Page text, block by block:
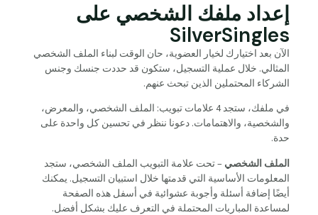
إعداد ملفك الشخصي على
SilverSingles
الآن بعد اختيارك لخيار العضوية، حان الوقت لبناء الملف الشخصي
المثالي. خلال عملية التسجيل، ستكون قد حددت جنسك وجنس
الشركاء المحتملين الذين تبحث عنهم.
في ملفك، ستجد 4 علامات تبويب: الملف الشخصي، والمعرض،
والشخصية، والاهتمامات. دعونا ننظر في تحسين كل واحدة على
حدة.
الملف الشخصي – تحت علامة التبويب الملف الشخصي، ستجد
المعلومات الأساسية التي قدمتها خلال استبيان التسجيل. يمكنك
أيضًا إضافة أسئلة وأجوبة عشوائية في أسفل هذه الصفحة
لمساعدة المباريات المحتملة في التعرف عليك بشكل أفضل.